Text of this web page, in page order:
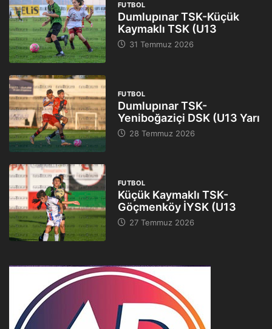
FUTBOL
Dumlupınar TSK-Küçük
Kaymaklı TSK (U13
31 Temmuz 2026
FUTBOL
Dumlupınar TSK-
Yeniboğaziçi DSK (U13 Yarı
28 Temmuz 2026
FUTBOL
Küçük Kaymaklı TSK-
Göçmenköy İYSK (U13
27 Temmuz 2026